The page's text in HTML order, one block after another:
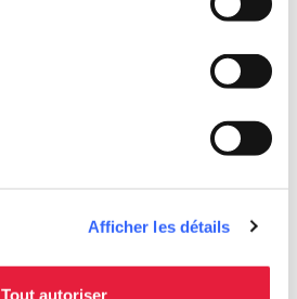
Afficher les détails
Tout autoriser